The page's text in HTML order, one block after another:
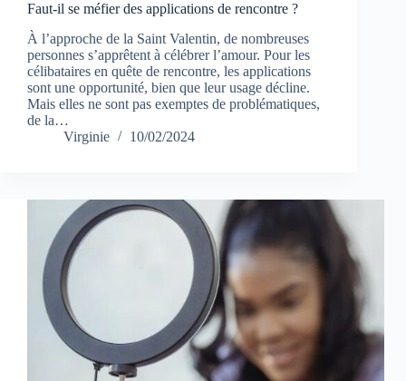
Faut-il se méfier des applications de rencontre ?
À l’approche de la Saint Valentin, de nombreuses
personnes s’apprêtent à célébrer l’amour. Pour les
célibataires en quête de rencontre, les applications
sont une opportunité, bien que leur usage décline.
Mais elles ne sont pas exemptes de problématiques,
de la…
Virginie
10/02/2024